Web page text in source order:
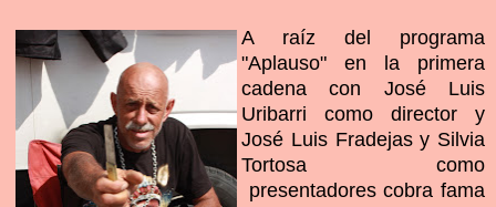
A raíz del programa
"Aplauso" en la primera
cadena con José Luis
Uribarri como director y
José Luis Fradejas y Silvia
Tortosa como
presentadores cobra fama